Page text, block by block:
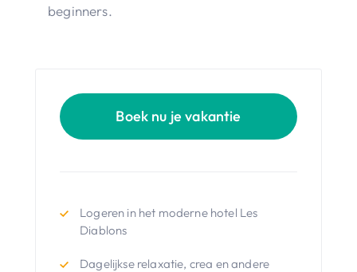
beginners.
Boek nu je vakantie
Logeren in het moderne hotel Les
Diablons
Dagelijkse relaxatie, crea en andere